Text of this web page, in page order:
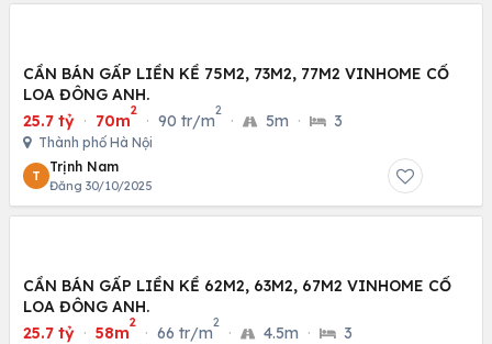
CẦN BÁN GẤP LIỀN KỀ 75M2, 73M2, 77M2 VINHOME CỔ
LOA ĐÔNG ANH.
25.7 tỷ · 70m
2
· 90 tr/m
2
· 5m · 3
Thành phố Hà Nội
T
Trịnh Nam
Đăng 30/10/2025
CẦN BÁN GẤP LIỀN KỀ 62M2, 63M2, 67M2 VINHOME CỔ
LOA ĐÔNG ANH.
25.7 tỷ · 58m
2
· 66 tr/m
2
· 4.5m · 3